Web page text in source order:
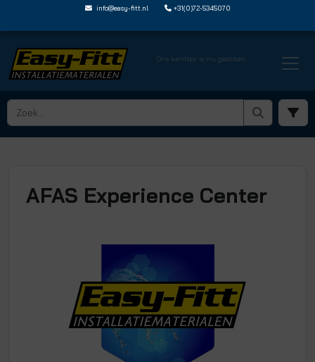
info@easy-fitt.nl +31(0)72-5345070
Ons kantoor is nu gesloten
AFAS Experience Center